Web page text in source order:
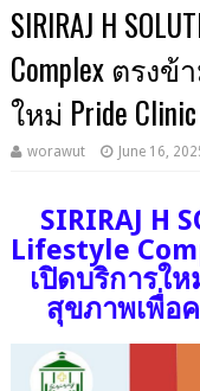
SIRIRAJ H
Complex ตรง
ใหม่ Pride Clinic
worawut June 16,
SIRIRAJ H
Lifestyle
เปิดบริการใ
สุขภาพเพื่อ